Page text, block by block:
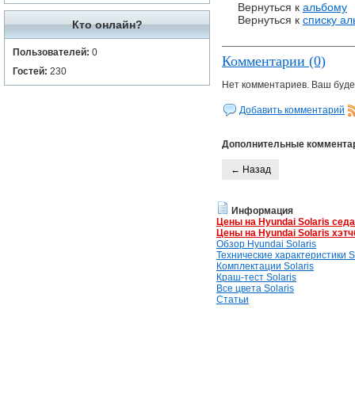
Кто онлайн?
Пользователей: 0
Гостей: 230
Вернуться к альбому
Вернуться к списку
Комментарии (0)
Нет комментариев. Ваш
Добавить комментарий
Дополнительные
← Назад
Информация
Цены на Hyundai Solaris
Цены на Hyundai Solaris
Обзор Hyundai Solaris
Технические характеристики
Комплектации Solaris
Краш-тест Solaris
Все цвета Solaris
Статьи